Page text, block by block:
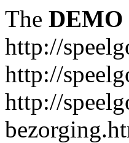
The DEMO
http://
http://
http://